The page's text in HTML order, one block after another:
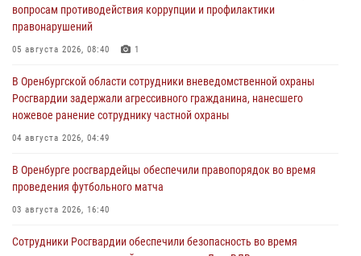
вопросам противодействия коррупции и профилактики
правонарушений
05 августа 2026, 08:40 1
В Оренбургской области сотрудники вневедомственной охраны
Росгвардии задержали агрессивного гражданина, нанесшего
ножевое ранение сотруднику частной охраны
04 августа 2026, 04:49
В Оренбурге росгвардейцы обеспечили правопорядок во время
проведения футбольного матча
03 августа 2026, 16:40
Сотрудники Росгвардии обеспечили безопасность во время